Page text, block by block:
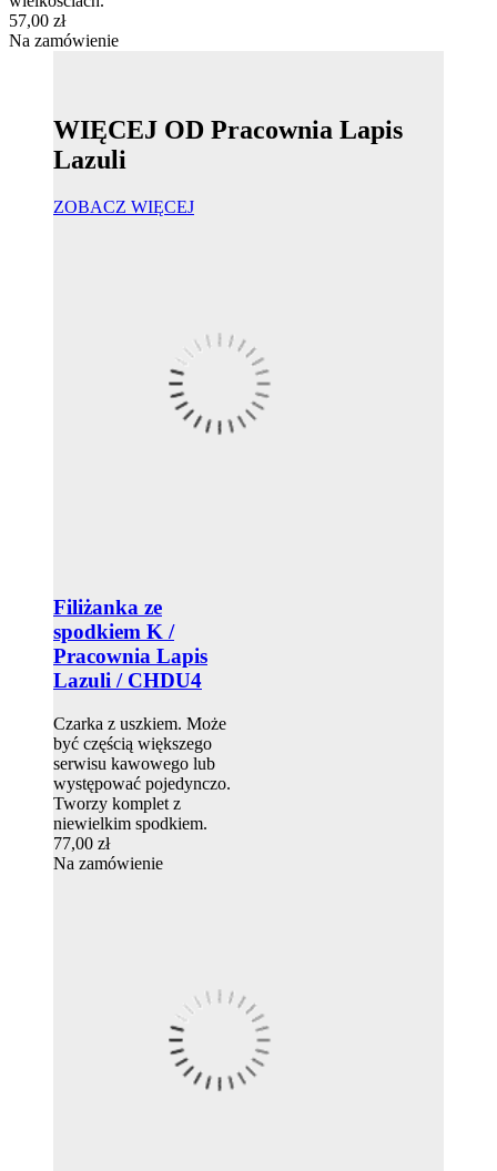
57,00 zł
Na zamówienie
WIĘCEJ OD Pracownia Lapis
Lazuli
ZOBACZ WIĘCEJ
Filiżanka ze
spodkiem K /
Pracownia Lapis
Lazuli / CHDU4
Czarka z uszkiem. Może
być częścią większego
serwisu kawowego lub
występować pojedynczo.
Tworzy komplet z
niewielkim spodkiem.
77,00 zł
Na zamówienie